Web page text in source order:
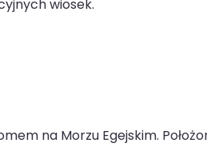
wiosek.
na Morzu Egejskim.